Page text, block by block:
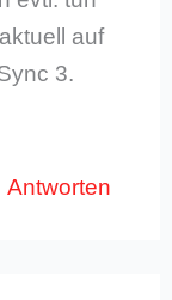
auf
3.
Antworten